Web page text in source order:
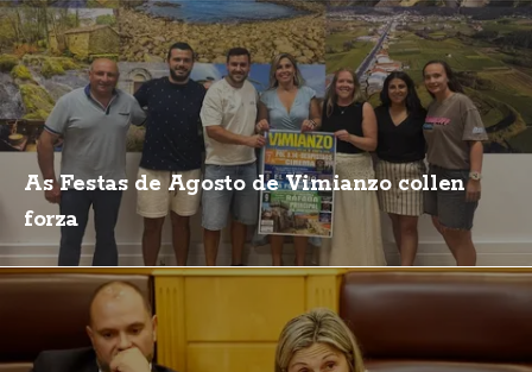
As Festas de Agosto de Vimianzo collen
forza